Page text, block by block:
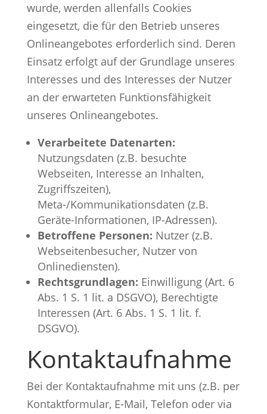
wurde, werden allenfalls Cookies
eingesetzt, die für den Betrieb unseres
Onlineangebotes erforderlich sind. Deren
Einsatz erfolgt auf der Grundlage unseres
Interesses und des Interesses der Nutzer
an der erwarteten Funktionsfähigkeit
unseres Onlineangebotes.
Verarbeitete Datenarten:
Nutzungsdaten (z.B. besuchte
Webseiten, Interesse an Inhalten,
Zugriffszeiten),
Meta-/Kommunikationsdaten (z.B.
Geräte-Informationen, IP-Adressen).
Betroffene Personen: Nutzer (z.B.
Webseitenbesucher, Nutzer von
Onlinediensten).
Rechtsgrundlagen: Einwilligung (Art. 6
Abs. 1 S. 1 lit. a DSGVO), Berechtigte
Interessen (Art. 6 Abs. 1 S. 1 lit. f.
DSGVO).
Kontaktaufnahme
Bei der Kontaktaufnahme mit uns (z.B. per
Kontaktformular, E-Mail, Telefon oder via